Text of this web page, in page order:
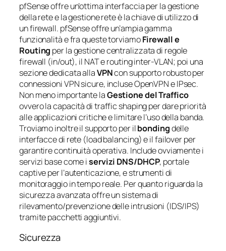
pfSense offre un’ottima interfaccia per la gestione
della rete e la gestione rete è la chiave di utilizzo di
un firewall. pfSense offre un’ampia gamma
funzionalità e fra queste torviamoFirewall e
Routing per la gestione centralizzata di regole
firewall (in/out), il NAT e routing inter-VLAN; poi una
sezione dedicata allaVPNcon supporto robusto per
connessioni VPN sicure, incluse OpenVPN e IPsec.
Non meno importante laGestione del Traffico
ovvero la capacità ditraffic shapingper dare priorità
alle applicazioni critiche e limitare l’uso della banda.
Troviamo inoltre il supporto per ilbondingdelle
interfacce di rete (load balancing) e il failover per
garantire continuità operativa. Include ovviamente i
servizi base come iservizi DNS/DHCP, portale
captiveper l’autenticazione, e strumenti di
monitoraggio in tempo reale. Per quanto riguarda la
sicurezza avanzata offre un sistema di
rilevamento/prevenzione delle intrusioni (IDS/IPS)
tramite pacchetti aggiuntivi.
Sicurezza